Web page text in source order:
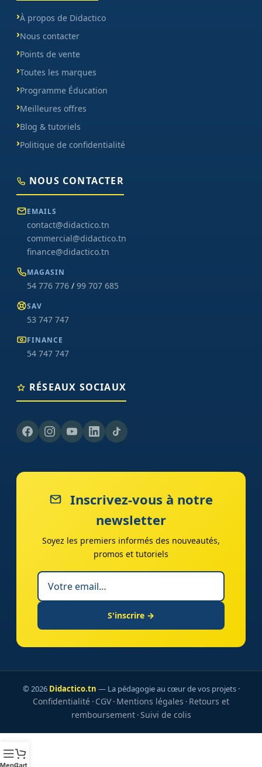
À propos de Didactico
Nous contacter
Points de vente
Toutes les marques
Programme Éducation
Meilleures offres
Blog & tutoriels
Politique de confidentialité
NOUS CONTACTER
EMAILS
contact@didactico.tn
commercial@didactico.tn
finance@didactico.tn
MAGASIN
54 776 776 / 99 707 685
SAV
53 747 747
FINANCE
54 747 747
RÉSEAUX SOCIAUX
Inscrivez-vous à notre
newsletter
Soyez les premiers informés des nouveautés,
promos et tutoriels
S'inscrire →
© 2026 Didactico.tn — La pédagogie au cœur de vos projets ·
Confidentialité · CGV· Mentions légales · Retours et
remboursement·Suivi de colis
MenuCart